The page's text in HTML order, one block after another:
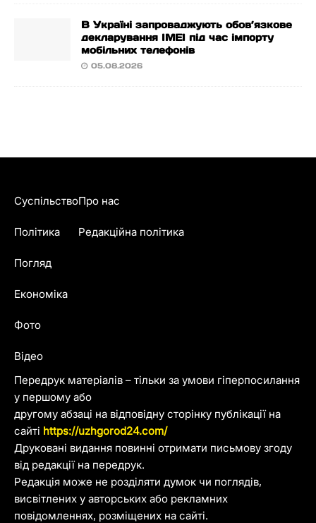
В Україні запроваджують обов’язкове
декларування IMEI під час імпорту
мобільних телефонів
05.08.2026
Передрук матеріалів – тільки за умови гіперпосилання
у першому або
другому абзаці на відповідну сторінку публікації на
сайті https://uzhgorod24.com/
Друковані видання повинні отримати письмову згоду
від редакції на передрук.
Редакція може не розділяти думок чи поглядів,
висвітлених у авторських або рекламних
повідомленнях, розміщених на сайті.
Суспільство
Політика
Погляд
Економіка
Фото
Відео
Про нас
Редакційна політика